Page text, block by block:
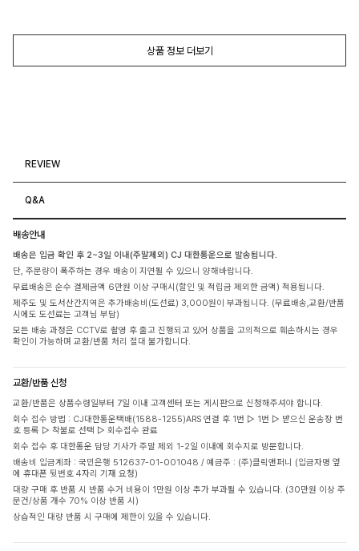
상품 정보 더보기
REVIEW
Q&A
배송안내
배송은 입금 확인 후 2~3일 이내(주말제외) CJ 대한통운으로 발송됩니다.
단, 주문량이 폭주하는 경우 배송이 지연될 수 있으니 양해바랍니다.
무료배송은 순수 결제금액 6만원 이상 구매시(할인 및 적립금 제외한 금액) 적용됩니다.
제주도 및 도서산간지역은 추가배송비(도선료) 3,000원이 부과됩니다. (무료배송,교환/반품
시에도 도선료는 고객님 부담)
모든 배송 과정은 CCTV로 촬영 후 출고 진행되고 있어 상품을 고의적으로 훼손하시는 경우
확인이 가능하며 교환/반품 처리 절대 불가합니다.
교환/반품 신청
교환/반품은 상품수령일부터 7일 이내 고객센터 또는 게시판으로 신청해주셔야 합니다.
회수 접수 방법 : CJ대한통운택배(1588-1255)ARS 연결 후 1번 ▷ 1번 ▷ 받으신 운송장 번
호 등록 ▷ 착불로 선택 ▷ 회수접수 완료
회수 접수 후 대한통운 담당 기사가 주말 제외 1-2일 이내에 회수지로 방문합니다.
배송비 입금계좌 : 국민은행 512637-01-001048 / 예금주 : (주)클릭앤퍼니 (입금자명 옆
에 휴대폰 뒷번호 4자리 기재 요청)
대량 구매 후 반품 시 반품 수거 비용이 1만원 이상 추가 부과될 수 있습니다. (30만원 이상 주
문건/상품 개수 70% 이상 반품 시)
상습적인 대량 반품 시 구매에 제한이 있을 수 있습니다.